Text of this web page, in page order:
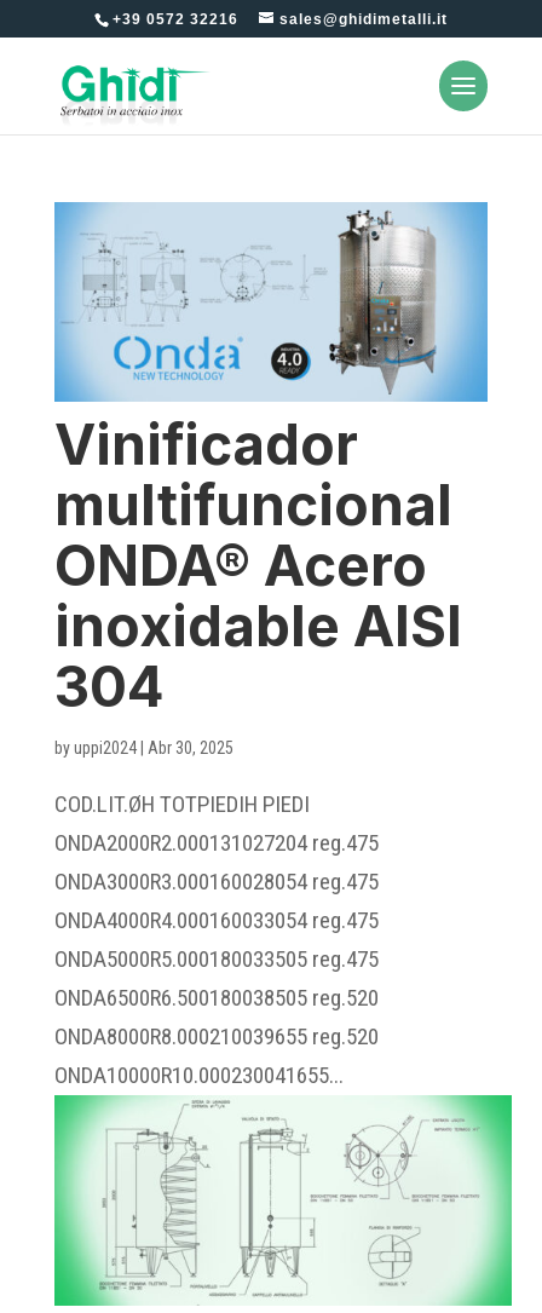
+39 0572 32216 sales@ghidimetalli.it
Vinificador
multifuncional
ONDA® Acero
inoxidable AISI
304
byuppi2024| Abr 30, 2025
COD.LIT.ØH TOTPIEDIH PIEDI
ONDA2000R2.000131027204 reg.475
ONDA3000R3.000160028054 reg.475
ONDA4000R4.000160033054 reg.475
ONDA5000R5.000180033505 reg.475
ONDA6500R6.500180038505 reg.520
ONDA8000R8.000210039655 reg.520
ONDA10000R10.000230041655...